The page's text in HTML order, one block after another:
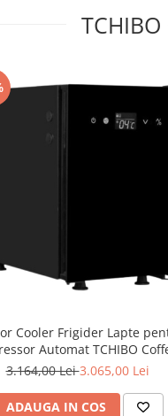
TCHIBO
Cooler Frigider Lapte
Automat TCHIBO
Office 4L
3.164,00 Lei3.065,00 Lei
ADAUGA IN COS